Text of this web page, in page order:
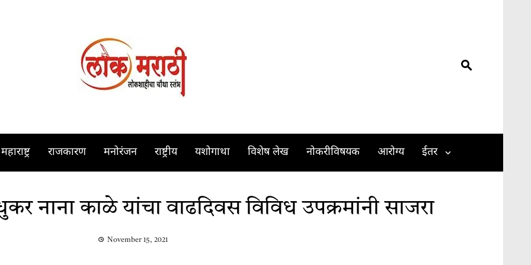
महाराष्ट्र राजकारण मनोरंजन राष्ट्रीय यशोगाथा विशेष लेख नोकरीविषयक आरोग्य ईतर
नाना काळे यांचा वाढदिवस विविध उपक्रमांनी साजरा
November 15, 2021